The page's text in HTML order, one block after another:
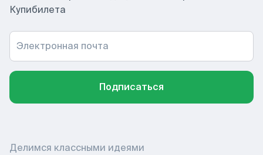
Купибилета
Электронная почта
Подписаться
Делимся классными идеями